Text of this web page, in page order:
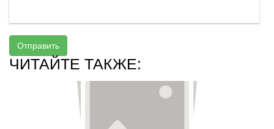
Отправить
ЧИТАЙТЕ ТАКЖЕ: